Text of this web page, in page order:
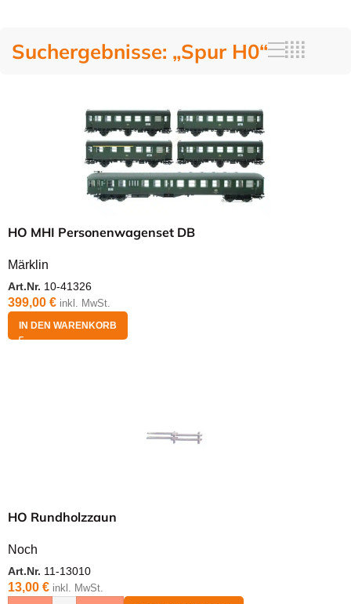
Suchergebnisse: „Spur H0“
HO MHI Personenwagenset DB
Märklin
Art.Nr. 10-41326
399,00 € inkl. MwSt.
IN DEN WARENKORB
HO Rundholzzaun
Noch
Art.Nr. 11-13010
13,00 € inkl. MwSt.